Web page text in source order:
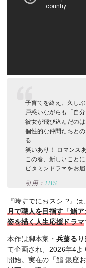
子育てを終え、久し
戸惑いながらも「自
彼女が飛び込んだの
個性的な仲間たちと
る
笑いあり！ ロマンス
この春、新しいこと
ビタミンドラマをお届
引用： TBS
『時すでにおスシ!?』は
月で職人を目指す「鮨
姿を描く人生応援ドラマ
本作は脚本家・ 兵藤るり
て企画され、2026年4
開始。実在の「鮨 銀座